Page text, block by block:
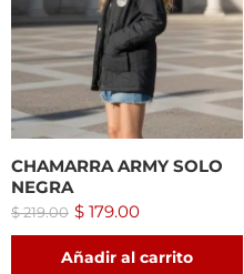
CHAMARRA ARMY SOLO
NEGRA
$219.00 $ 179.00
Añadir al carrito